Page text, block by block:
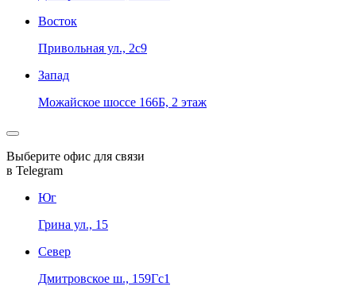
Восток
Привольная ул., 2с9
Запад
Можайское шоссе 166Б, 2 этаж
Выберите офис для связи
в Telegram
Юг
Грина ул., 15
Север
Дмитровское ш., 159Гс1